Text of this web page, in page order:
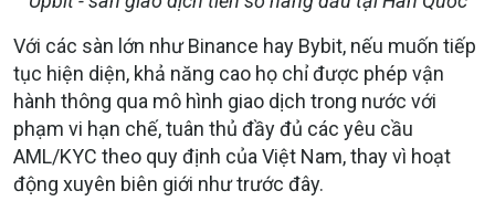
Với các sàn lớn như Binance hay Bybit, nếu muốn tiếp
tục hiện diện, khả năng cao họ chỉ được phép vận
hành thông qua mô hình giao dịch trong nước với
phạm vi hạn chế, tuân thủ đầy đủ các yêu cầu
AML/KYC theo quy định của Việt Nam, thay vì hoạt
động xuyên biên giới như trước đây.